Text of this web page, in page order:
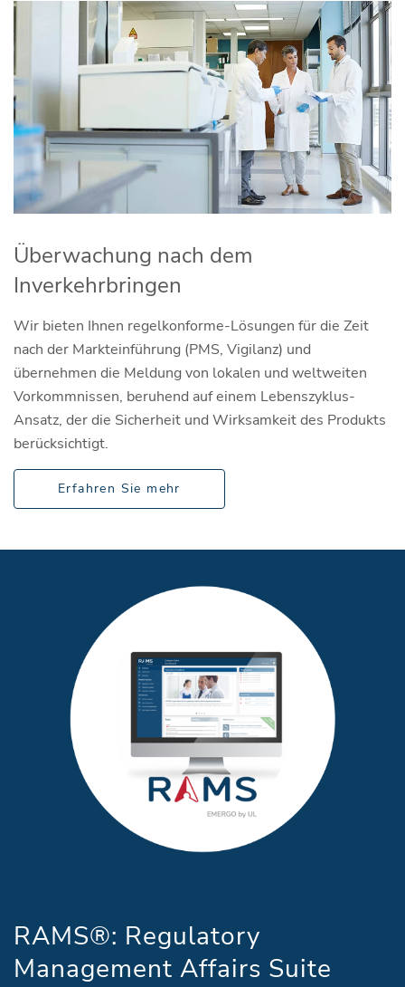
Überwachung nach dem
Inverkehrbringen
Wir bieten Ihnen regelkonforme-Lösungen für die Zeit
nach der Markteinführung (PMS, Vigilanz) und
übernehmen die Meldung von lokalen und weltweiten
Vorkommnissen, beruhend auf einem Lebenszyklus-
Ansatz, der die Sicherheit und Wirksamkeit des Produkts
berücksichtigt.
Erfahren Sie mehr
RAMS®: Regulatory
Management Affairs Suite